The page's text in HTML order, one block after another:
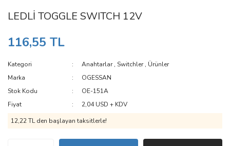
LEDLİ TOGGLE SWITCH 12V
116,55 TL
Kategori Anahtarlar,Switchler, Ürünler
Marka
OGESSAN
Stok Kodu
OE-151A
Fiyat
2,04 USD + KDV
12,22 TL den başlayan taksitlerle!